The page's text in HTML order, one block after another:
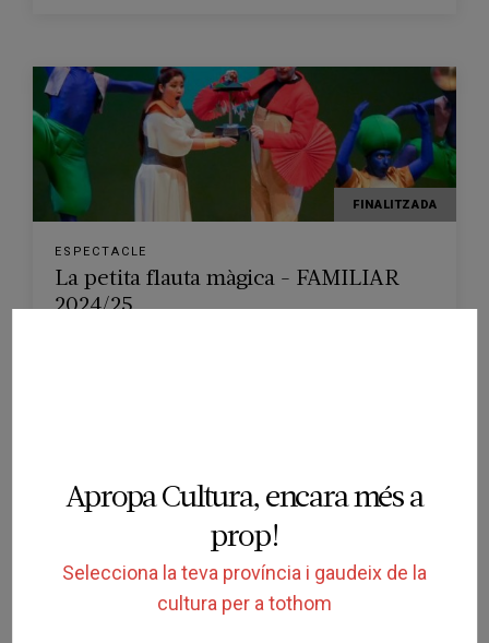
Apropa Cultura, encara més a
prop!
Selecciona la teva província i gaudeix de la
cultura per a tothom
FINALITZADA
ESPECTACLE
La petita flauta màgica - FAMILIAR
2024/25